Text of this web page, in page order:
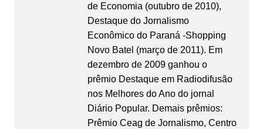
de Economia (outubro de 2010),
Destaque do Jornalismo
Econômico do Paraná -Shopping
Novo Batel (março de 2011). Em
dezembro de 2009 ganhou o
prêmio Destaque em Radiodifusão
nos Melhores do Ano do jornal
Diário Popular. Demais prêmios:
Prêmio Ceag de Jornalismo, Centro